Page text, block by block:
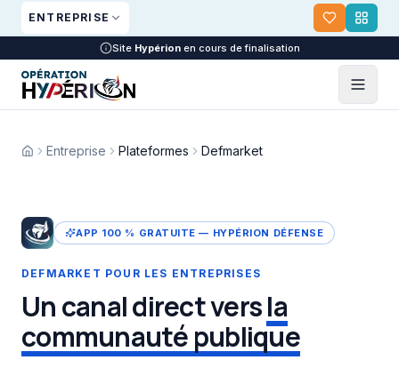
Aller au contenu principal
ENTREPRISE
Site Hypérionen cours de finalisation
Entreprise Plateformes Defmarket
APP 100 % GRATUITE — HYPÉRION DÉFENSE
DEFMARKET POUR LES ENTREPRISES
Un canal direct versla
communauté publique